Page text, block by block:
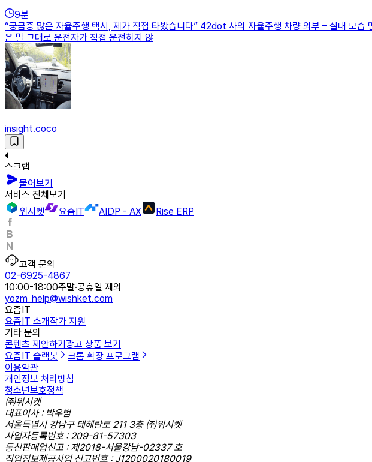
9분
“궁금증 많은 자율주행 택시, 제가 직접 타봤습니다” 42dot 사의 자율주행 차량 외부 – 실내 모
은 말 그대로 운전자가 직접 운전하지 않
insight.coco
스크랩
물어보기
서비스 전체보기
위시켓
요즘IT AIDP - AX Rise ERP
고객 문의
02-6925-4867
10:00-18:00주말·공휴일 제외
yozm_help@wishket.com
요즘IT
요즘IT 소개작가 지원
기타 문의
콘텐츠 제안하기광고 상품 보기
요즘IT 슬랙봇
크롬 확장 프로그램
이용약관
개인정보 처리방침
청소년보호정책
㈜위시켓
대표이사 : 박우범
서울특별시 강남구 테헤란로 211 3층 ㈜위시켓
사업자등록번호 : 209-81-57303
통신판매업신고 : 제2018-서울강남-02337 호
직업정보제공사업 신고번호 : J1200020180019